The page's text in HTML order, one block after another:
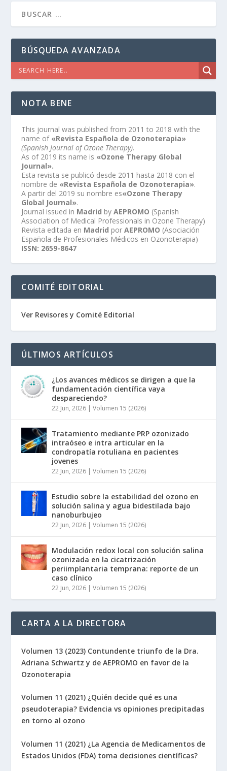
BÚSQUEDA AVANZADA
NOTA BENE
This journal was published from 2011 to 2018 with the
name of «Revista Española de Ozonoterapia»
(Spanish Journal of Ozone Therapy).
As of 2019 its name is «Ozone Therapy Global
Journal».
Esta revista se publicó desde 2011 hasta 2018 con el
nombre de «Revista Española de Ozonoterapia».
A partir del 2019 su nombre es«Ozone Therapy
Global Journal».
Journal issued in Madrid byAEPROMO (Spanish
Association of Medical Professionals in Ozone Therapy)
Revista editada en Madrid porAEPROMO (Asociación
Española de Profesionales Médicos en Ozonoterapia)
ISSN: 2659-8647
COMITÉ EDITORIAL
Ver Revisores y Comité Editorial
ÚLTIMOS ARTÍCULOS
¿Los avances médicos se dirigen a que la
fundamentación científica vaya
despareciendo?
22 Jun, 2026 |Volumen 15 (2026)
Tratamiento mediante PRP ozonizado
intraóseo e intra articular en la
condropatía rotuliana en pacientes
jovenes
22 Jun, 2026 |Volumen 15 (2026)
Estudio sobre la estabilidad del ozono en
solución salina y agua bidestilada bajo
nanoburbujeo
22 Jun, 2026 |Volumen 15 (2026)
Modulación redox local con solución salina
ozonizada en la cicatrización
periimplantaria temprana: reporte de un
caso clínico
22 Jun, 2026 |Volumen 15 (2026)
CARTA A LA DIRECTORA
Volumen 13 (2023) Contundente triunfo de la Dra.
Adriana Schwartz y de AEPROMO en favor de la
Ozonoterapia
Volumen 11 (2021) ¿Quién decide qué es una
pseudoterapia? Evidencia vs opiniones precipitadas
en torno al ozono
Volumen 11 (2021) ¿La Agencia de Medicamentos de
Estados Unidos (FDA) toma decisiones científicas?